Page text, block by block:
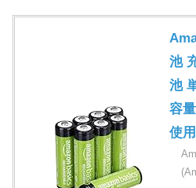
池
池
容
使